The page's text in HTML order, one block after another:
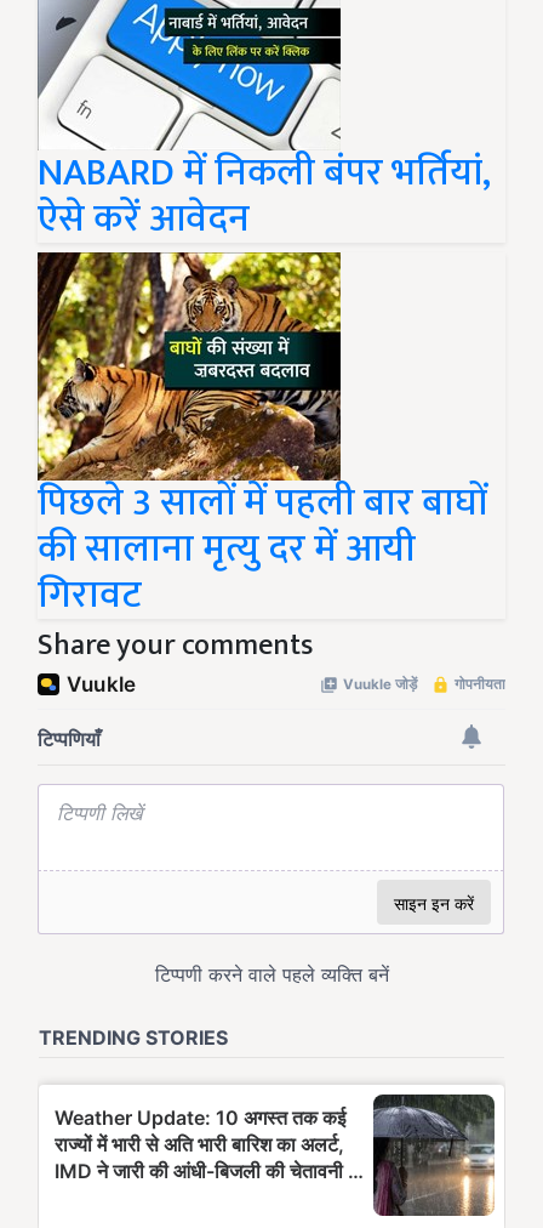
NABARD में निकली बंपर भर्तियां,
ऐसे करें आवेदन
पिछले 3 सालों में पहली बार बाघों
की सालाना मृत्यु दर में आयी
गिरावट
Share your comments